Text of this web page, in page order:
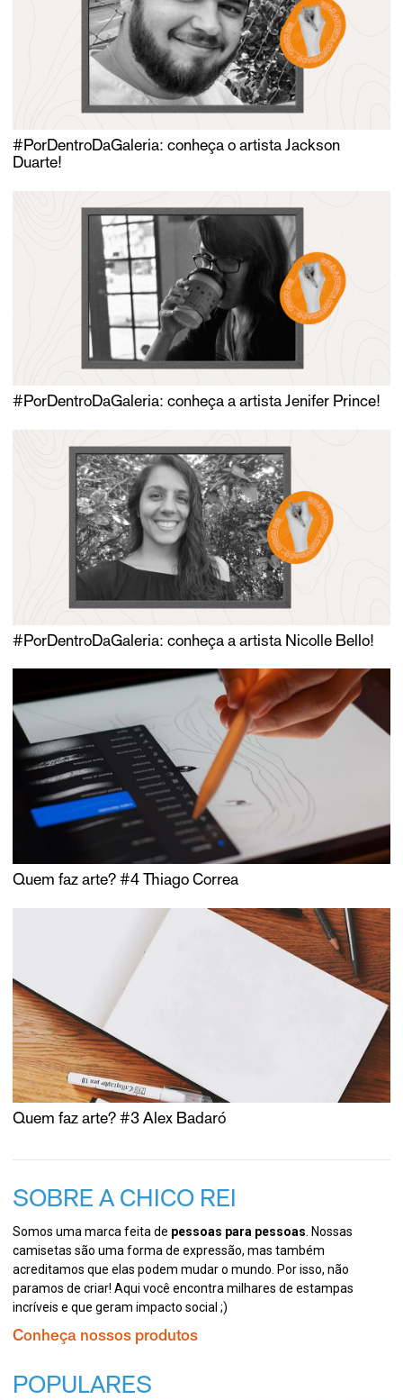
#PorDentroDaGaleria: conheça o artista Jackson
Duarte!
#PorDentroDaGaleria: conheça a artista Jenifer Prince!
#PorDentroDaGaleria: conheça a artista Nicolle Bello!
Quem faz arte? #4 Thiago Correa
Quem faz arte? #3 Alex Badaró
SOBRE A CHICO REI
Somos uma marca feita de pessoas para pessoas . Nossas
camisetas são uma forma de expressão, mas também
acreditamos que elas podem mudar o mundo. Por isso, não
paramos de criar! Aqui você encontra milhares de estampas
incríveis e que geram impacto social ;)
Conheça nossos produtos
POPULARES